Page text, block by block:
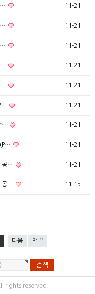
… 11-21
… 11-21
… 11-21
… 11-21
… 11-21
11-21
11-21
(P… 11-21
공… 11-21
공… 11-15
다음 맨끝
rights reserved.